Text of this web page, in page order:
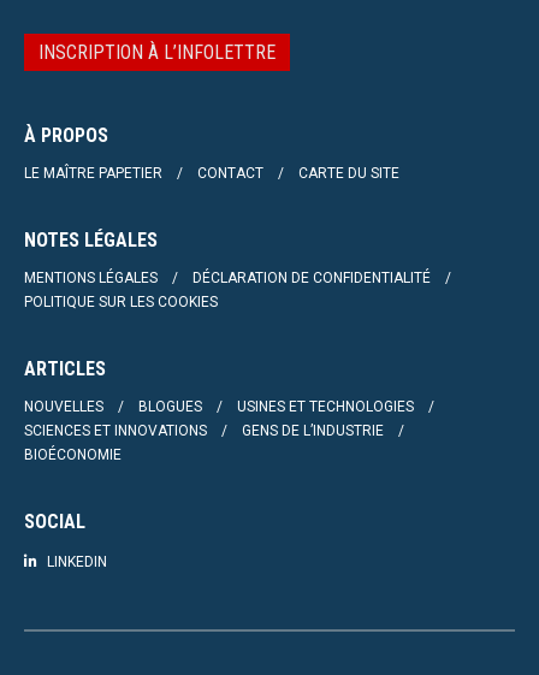
INSCRIPTION À L’INFOLETTRE
À PROPOS
LE MAÎTRE PAPETIER CONTACT CARTE DU SITE
NOTES LÉGALES
MENTIONS LÉGALES
DÉCLARATION DE CONFIDENTIALITÉ
POLITIQUE SUR LES COOKIES
ARTICLES
NOUVELLES BLOGUES
USINES ET TECHNOLOGIES
SCIENCES ET INNOVATIONS
GENS DE L’INDUSTRIE
BIOÉCONOMIE
SOCIAL
LINKEDIN